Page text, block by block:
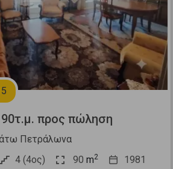
προς πώληση
Πετράλωνα
4 (4ος) 90 m2 1981